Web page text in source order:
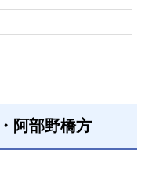
阿部野橋方